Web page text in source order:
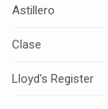
Astillero
Clase
Lloyd's Register